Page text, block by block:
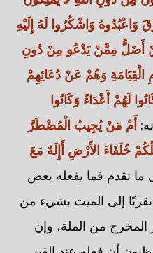
وَاعْبُدُوهُ وَاشْكُرُوا لَهُ إِلَيْهِ
أَضَلُّ مِمَّنْ يَدْعُو مِنْ دُونِ
الْقِيَامَةِ وَهُمْ عَنْ دُعَائِهِمْ
كَانُوا لَهُمْ أَعْدَاءً وَكَانُوا
أَمْ مَنْ يُجِيبُ الْمُضْطَرَّ
خُلَفَاءَ الأَرْضِ أَإِلَهٌ مَعَ
ما تقدم فما يفعله بعض
تقربًا إلى الميت بشيء من
المخرج من الملة، وإن